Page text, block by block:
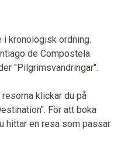
i kronologisk ordning.
de Compostela
"Pilgrimsvandringar".
klickar du på
För att boka
hittar en resa som passar